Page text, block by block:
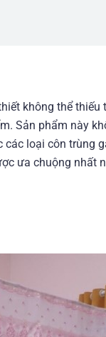
không thể
Sản phẩm này
loại côn trùng
ưa chuộng nhất